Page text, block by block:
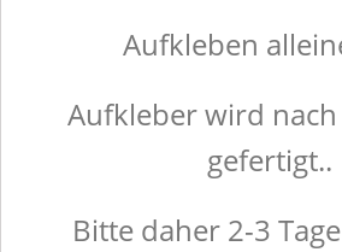
Aufkleben
Aufkleber wird
gefertigt..
Bitte daher 2-3